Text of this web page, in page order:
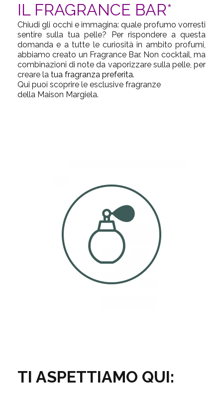
IL FRAGRANCE BAR*
Chiudi gli occhi e immagina: quale profumo vorresti
sentire sulla tua pelle? Per rispondere a questa
domanda e a tutte le curiosità in ambito profumi,
abbiamo creato un Fragrance Bar. Non cocktail, ma
combinazioni di note da vaporizzare sulla pelle, per
creare la tua fragranza preferita.
Qui puoi scoprire le esclusive fragranze
della Maison Margiela.
TI ASPETTIAMO QUI: